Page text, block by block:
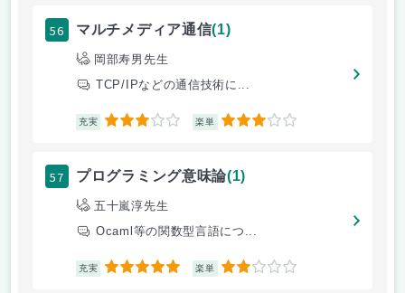
56 マルチメディア通信(1)
岡部寿男先生
TCP/IPなどの通信技術に...
充実 3 楽単 3
57 プログラミング意味論(1)
五十嵐淳先生
Ocaml等の関数型言語につ...
充実 5 楽単 2